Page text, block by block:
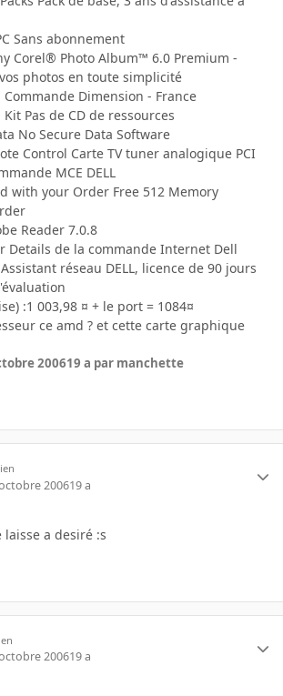
Sans abonnement
Corel® Photo Album™ 6.0 Premium -
photos en toute simplicité
Dimension - France
Pas de CD de ressources
No Secure Data Software
Control Carte TV tuner analogique PCI
MCE DELL
with your Order Free 512 Memory
Reader 7.0.8
Details de la commande Internet Dell
réseau DELL, licence de 90 jours
:1 003,98 ¤ + le port = 1084¤
ce amd ? et cette carte graphique
200619 a par manchette
200619 a
a desiré :s
200619 a